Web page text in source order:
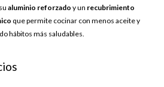
aluminio reforzado y un recubrimiento
que permite cocinar con menos aceite y
hábitos más saludables.